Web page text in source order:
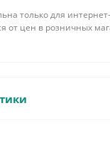
только для
от цен в розничных